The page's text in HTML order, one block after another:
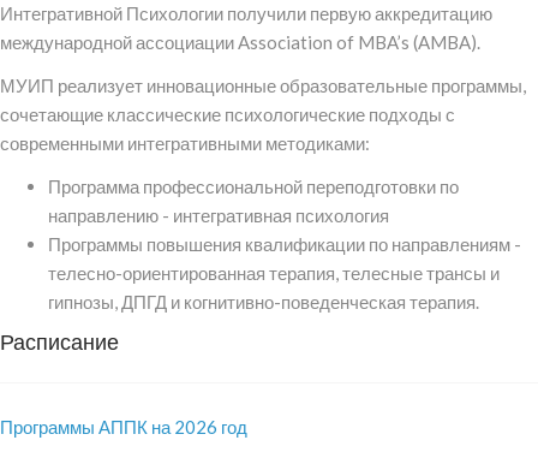
Интегративной Психологии получили первую аккредитацию
международной ассоциации Association of MBA’s (AMBA).
МУИП реализует инновационные образовательные программы,
сочетающие классические психологические подходы с
современными интегративными методиками:
Программа профессиональной переподготовки по
направлению - интегративная психология
Программы повышения квалификации по направлениям -
телесно-ориентированная терапия, телесные трансы и
гипнозы, ДПГД и когнитивно-поведенческая терапия.
Расписание
Программы АППК на 2026 год